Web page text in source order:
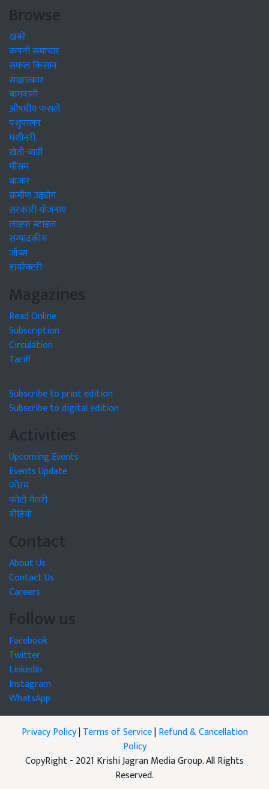
Browse
खबरें
कंपनी समाचार
सफल किसान
साक्षात्कार
बागवानी
औषधीय फसलें
पशुपालन
मशीनरी
खेती-बाड़ी
मौसम
बाजार
ग्रामीण उद्द्योग
सरकारी योजनाएं
लाइफ स्टाइल
सम्पादकीय
जॉब्स
डायरेक्टरी
Magazines
Read Online
Subscription
Circulation
Tariff
Subscribe to print edition
Subscribe to digital edition
Activities
Upcoming Events
Events Update
फोरम
फोटो गैलरी
वीडियो
Contact
About Us
Contact Us
Careers
Follow us
Facebook
Twitter
LinkedIn
Instagram
WhatsApp
Privacy Policy|Terms of Service|Refund & Cancellation
Policy
CopyRight - 2021 Krishi Jagran Media Group. All Rights
Reserved.